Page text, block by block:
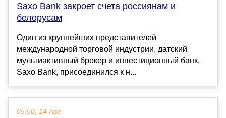
Saxo Bank закроет счета россиянам и
белорусам
Один из крупнейших представителей
международной торговой индустрии, датский
мультиактивный брокер и инвестиционный банк,
Saxo Bank, присоединился к н...
05:50, 14 Авг